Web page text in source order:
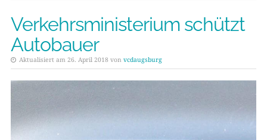
Verkehrsministerium schützt
Autobauer
Aktualisiert am 26. April 2018 von vcdaugsburg